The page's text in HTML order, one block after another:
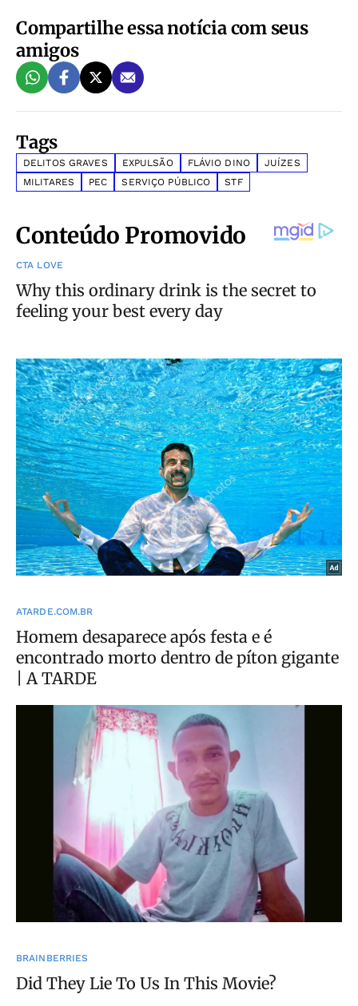
Compartilhe essa notícia com seus
amigos
Tags
DELITOS GRAVES EXPULSÃO FLÁVIO DINO
JUÍZES
MILITARES
PEC SERVIÇO PÚBLICO STF